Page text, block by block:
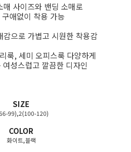
매 사이즈와 밴딩 소매로
애없이 착용 가능
으로 가볍고 시원한 착용감
룩, 세미 오피스룩 다양하게
성스럽고 깔끔한 디자인
SIZE
99),2(100-120)
COLOR
화이트,블랙